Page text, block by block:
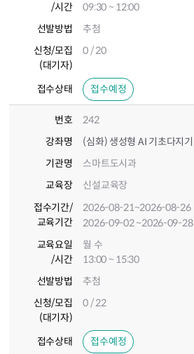
/시간
09:30 ~ 12:00
선발방법
추첨
신청/모집
(대기자)
0 / 20
접수상태 접수예정
번호
242
강좌명
(심화) 생성형 AI 기초다지기
기관명
스마트도시과
교육장
신설교육장
접수기간/
교육기간
2026-08-21~2026-08-26
2026-09-02~2026-09-28
교육요일
/시간
월 수
13:00 ~ 15:30
선발방법
추첨
신청/모집
(대기자)
0 / 22
접수상태 접수예정